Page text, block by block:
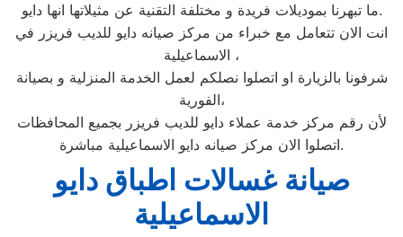
ما تبهرنا بموديلات فريدة و مختلفة التقنية عن مثيلاتها انها دايو.
انت الان تتعامل مع خبراء من مركز صيانه دايو للديب فريزر في
الاسماعيلية ،
شرفونا بالزيارة او اتصلوا نصلكم لعمل الخدمة المنزلية و بصيانة
الفورية،
لأن رقم مركز خدمة عملاء دايو للديب فريزر بجميع المحافظات
اتصلوا الان مركز صيانه دايو الاسماعيلية مباشرة.
صيانة غسالات اطباق دايو
الاسماعيلية